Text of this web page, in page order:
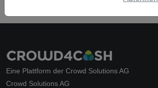
Eine Plattform der Crowd Solutions AG
Crowd Solutions AG